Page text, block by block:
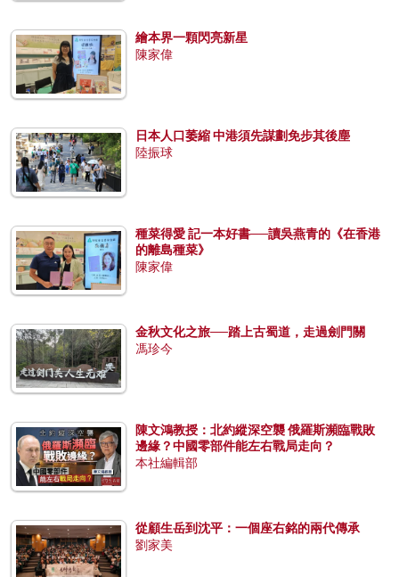
繪本界一顆閃亮新星
陳家偉
日本人口萎縮 中港須先謀劃免步其後塵
陸振球
種菜得愛 記一本好書──讀吳燕青的《在香港
的離島種菜》
陳家偉
金秋文化之旅──踏上古蜀道，走過劍門關
馮珍今
陳文鴻教授：北約縱深空襲 俄羅斯瀕臨戰敗
邊緣？中國零部件能左右戰局走向？
本社編輯部
從顧生岳到沈平：一個座右銘的兩代傳承
劉家美